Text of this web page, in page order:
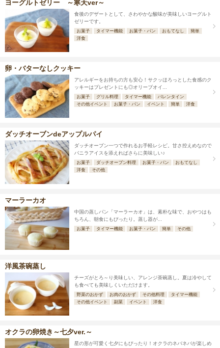
ヨーグルトゼリー ～寒天ver～
食後のデザートとして、さわやかな酸味が美味しいヨーグルト
ゼリーです。
お菓子 タイマー機能 お菓子・パン おもてなし
簡単
洋食
卵・バターなしクッキー
アレルギーをお持ちの方も安心！サクッほろっとした食感のク
ッキーはプレゼントにも◎オリーブオイ...
お菓子 グリル料理 タイマー機能
バレンタイン
その他イベント
お菓子・パン イベント 簡単 洋食
ダッチオーブンdeアップルパイ
ダッチオーブン一つで作れるお手軽レシピ。甘さ控えめなので
バニラアイスを添えればさらに美味しい♪
お菓子 ダッチオーブン料理 お菓子・パン
おもてなし
洋食
その他
マーラーカオ
中国の蒸しパン「マーラーカオ」は、素朴な味で、おやつはも
ちろん、朝食にもぴったり。蒸し器が...
お菓子 タイマー機能 お菓子・パン 簡単 その他
洋風茶碗蒸し
チーズがとろ～り美味しい、アレンジ茶碗蒸し。夏は冷やして
も食べても美味しくいただけます。
野菜のおかず お肉のおかず その他料理
タイマー機能
その他イベント
副菜 イベント 洋食
オクラの卵焼き～七夕ver.～
星の形が可愛く七夕にもぴったり！オクラのネバネバが楽しめ